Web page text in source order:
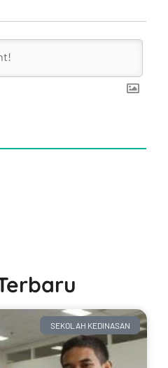
SEKOLAH KEDINASAN